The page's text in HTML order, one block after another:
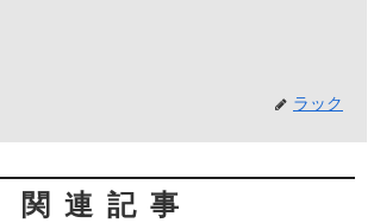
ラック
関連記事